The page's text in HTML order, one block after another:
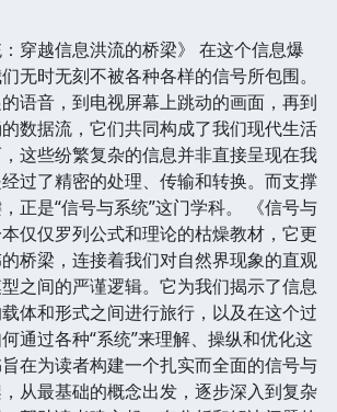
：穿越信息洪流的桥梁》 在这个信息爆
无时无刻不被各种各样的信号所包围。
语音，到电视屏幕上跳动的画面，再到
数据流，它们共同构成了我们现代生活
这些纷繁复杂的信息并非直接呈现在我
过了精密的处理、传输和转换。而支撑
正是“信号与系统”这门学科。 《信号与
仅仅罗列公式和理论的枯燥教材，它更
桥梁，连接着我们对自然界现象的直观
之间的严谨逻辑。它为我们揭示了信息
体和形式之间进行旅行，以及在这个过
通过各种“系统”来理解、操纵和优化这
在为读者构建一个扎实而全面的信号与
从最基础的概念出发，逐步深入到复杂